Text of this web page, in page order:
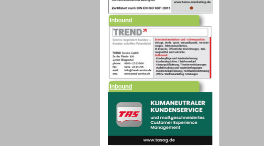
Inbound
Outbound